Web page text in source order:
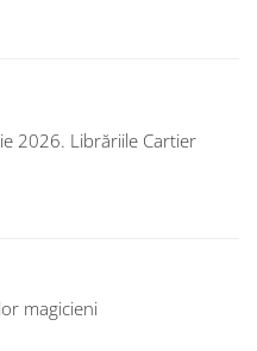
2026. Librăriile Cartier
magicieni